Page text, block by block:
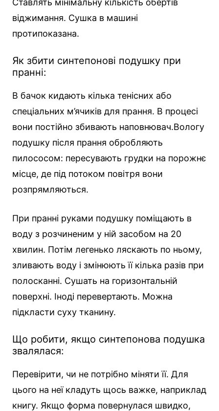
Ставлять мінімальну кількість обертів
віджимання. Сушка в машині
протипоказана.
Як збити синтепонові подушку при
пранні:
В бачок кидають кілька тенісних або
спеціальних м’ячиків для прання. В процесі
вони постійно збивають наповнювач.Вологу
подушку після прання обробляють
пилососом: пересувають грудки на порожнє
місце, де під потоком повітря вони
розпрямляються.
При пранні руками подушку поміщають в
воду з розчиненим у ній засобом на 20
хвилин. Потім легенько ляскають по ньому,
зливають воду і змінюють її кілька разів при
полосканні. Сушать на горизонтальній
поверхні. Іноді перевертають. Можна
підкласти суху тканину.
Що робити, якщо синтепонова подушка
звалялася:
Перевірити, чи не потрібно міняти її. Для
цього на неї кладуть щось важке, наприклад
книгу. Якщо форма повернулася швидко,